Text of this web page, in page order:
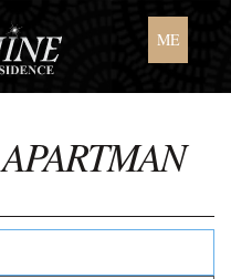
ME
APARTMAN